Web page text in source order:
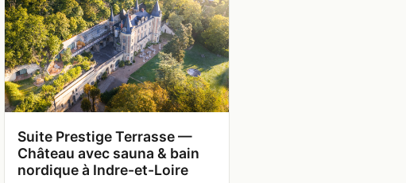
Suite Prestige Terrasse —
Château avec sauna & bain
nordique à Indre-et-Loire